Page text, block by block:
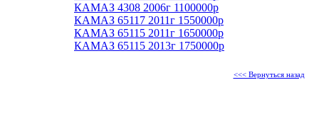
КАМАЗ 4308 2006г 1100000р
КАМАЗ 65117 2011г 1550000р
КАМАЗ 65115 2011г 1650000р
КАМАЗ 65115 2013г 1750000р
<<< Вернуться назад